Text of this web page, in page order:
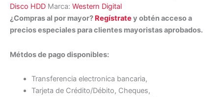
Disco HDD Marca: Western Digital
¿Compras al por mayor? Regístrate y obtén acceso a
precios especiales para clientes mayoristas aprobados.
Métdos de pago disponibles:
Transferencia electronica bancaria,
Tarjeta de Crédito/Débito, Cheques,